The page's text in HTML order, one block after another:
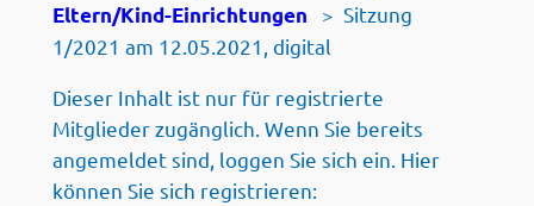
Eltern/Kind-Einrichtungen > Sitzung
1/2021 am 12.05.2021, digital
Dieser Inhalt ist nur für registrierte
Mitglieder zugänglich. Wenn Sie bereits
angemeldet sind, loggen Sie sich ein. Hier
können Sie sich registrieren: